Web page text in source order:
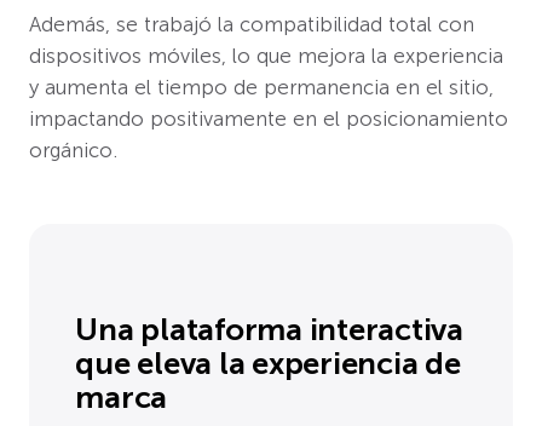
Además, se trabajó la compatibilidad total con
dispositivos móviles, lo que mejora la experiencia
y aumenta el tiempo de permanencia en el sitio,
impactando positivamente en el posicionamiento
orgánico.
Una plataforma interactiva
que eleva la experiencia de
marca